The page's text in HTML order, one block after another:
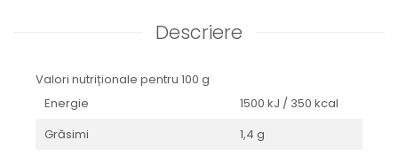
Descriere
Valori nutriționale pentru 100 g
Energie
1500 kJ / 350 kcal
Grăsimi
1,4 g